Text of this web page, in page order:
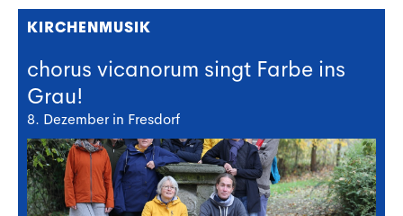
KIRCHENMUSIK
chorus vicanorum singt Farbe ins
Grau!
8. Dezember in Fresdorf